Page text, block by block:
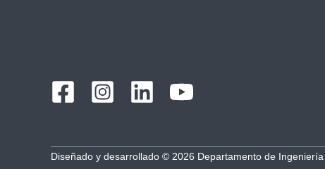
Diseñado y desarrollado © 2026 Departamento de